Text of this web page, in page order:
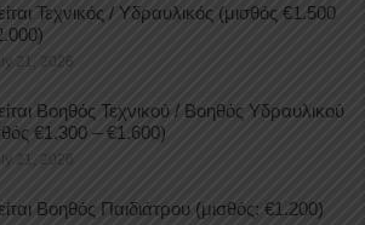
Τεχνικός / Υδραυλικός (μισθός €1.500
21, 2026
Βοηθός Τεχνικού / Βοηθός Υδραυλικού
€1.300 – €1.600)
21, 2026
Βοηθός Παιδιάτρου (μισθός: €1.200)